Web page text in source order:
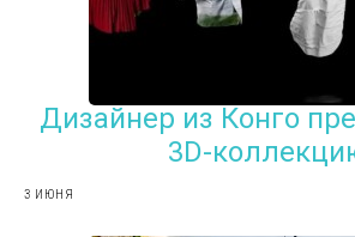
Дизайнер из Конго
3D-
3 ИЮНЯ